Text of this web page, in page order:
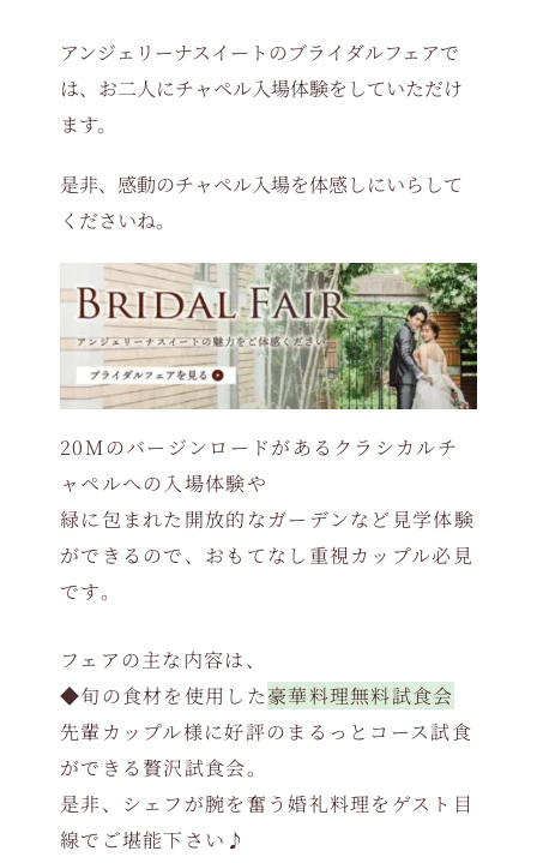
アンジェリーナスイートのブライダルフェアで
は、お二人にチャペル入場体験をしていただけ
ます。
是非、感動のチャペル入場を体感しにいらして
くださいね。
20Mのバージンロードがあるクラシカルチ
ャペルへの入場体験や
緑に包まれた開放的なガーデンなど見学体験
ができるので、おもてなし重視カップル必見
です。
フェアの主な内容は、
◆旬の食材を使用した豪華料理無料試食会
先輩カップル様に好評のまるっとコース試食
ができる贅沢試食会。
是非、シェフが腕を奮う婚礼料理をゲスト目
線でご堪能下さい♪